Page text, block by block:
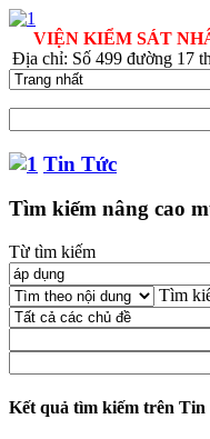
VIỆN KIỂM SÁT
Địa chỉ: Số 499 đường 17
Tin Tức
Tìm kiếm nâng cao
Từ tìm kiếm
Tìm
Kết quả tìm kiếm trên Tin